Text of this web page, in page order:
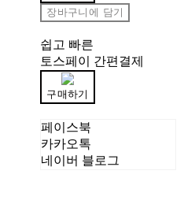
장바구니에 담기
쉽고 빠른
토스페이 간편결제
구매하기
페이스북
카카오톡
네이버 블로그